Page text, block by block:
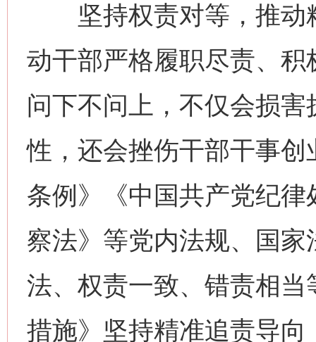
坚持权责对等，推动
动干部严格履职尽责、
问下不问上，不仅会损
性，还会挫伤干部干事
条例》《中国共产党纪
察法》等党内法规、国
法、权责一致、错责相
措施》坚持精准追责导